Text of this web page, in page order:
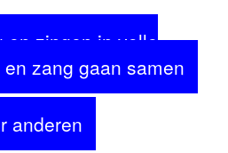
en zingen in volle
zang gaan samen
anderen